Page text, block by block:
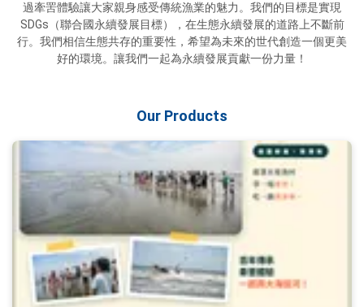
過牽罟體驗讓大家親身感受傳統漁業的魅力。我們的目標是實現
SDGs（聯合國永續發展目標），在生態永續發展的道路上不斷前
行。我們相信生態共存的重要性，希望為未來的世代創造一個更美
好的環境。讓我們一起為永續發展貢獻一份力量！
Our Products